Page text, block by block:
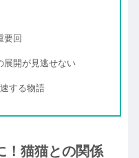
要回
展開が見逃せない
する物語
！猫猫との関係